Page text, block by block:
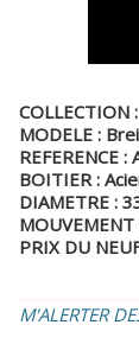
COLLECTION
MODELE :
REFERENCE
BOITIER :
DIAMETRE :
PRIX DU
M'ALERTER